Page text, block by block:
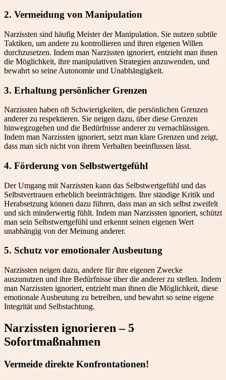
2. Vermeidung von Manipulation
Narzissten sind häufig Meister der Manipulation. Sie nutzen subtile
Taktiken, um andere zu kontrollieren und ihren eigenen Willen
durchzusetzen. Indem man Narzissten ignoriert, entzieht man ihnen
die Möglichkeit, ihre manipulativen Strategien anzuwenden, und
bewahrt so seine Autonomie und Unabhängigkeit.
3. Erhaltung persönlicher Grenzen
Narzissten haben oft Schwierigkeiten, die persönlichen Grenzen
anderer zu respektieren. Sie neigen dazu, über diese Grenzen
hinwegzugehen und die Bedürfnisse anderer zu vernachlässigen.
Indem man Narzissten ignoriert, setzt man klare Grenzen und zeigt,
dass man sich nicht von ihrem Verhalten beeinflussen lässt.
4. Förderung von Selbstwertgefühl
Der Umgang mit Narzissten kann das Selbstwertgefühl und das
Selbstvertrauen erheblich beeinträchtigen. Ihre ständige Kritik und
Herabsetzung können dazu führen, dass man an sich selbst zweifelt
und sich minderwertig fühlt. Indem man Narzissten ignoriert, schützt
man sein Selbstwertgefühl und erkennt seinen eigenen Wert
unabhängig von der Meinung anderer.
5. Schutz vor emotionaler Ausbeutung
Narzissten neigen dazu, andere für ihre eigenen Zwecke
auszunutzen und ihre Bedürfnisse über die anderer zu stellen. Indem
man Narzissten ignoriert, entzieht man ihnen die Möglichkeit, diese
emotionale Ausbeutung zu betreiben, und bewahrt so seine eigene
Integrität und Selbstachtung.
Narzissten ignorieren – 5
Sofortmaßnahmen
Vermeide direkte Konfrontationen!